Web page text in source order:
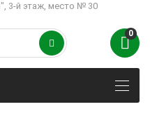
3-й этаж, место № 30
0